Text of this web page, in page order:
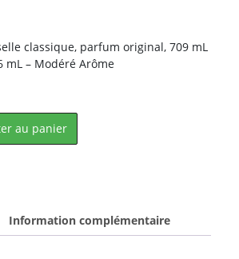
classique, parfum original, 709 mL
mL – Modéré Arôme
au panier
Information complémentaire